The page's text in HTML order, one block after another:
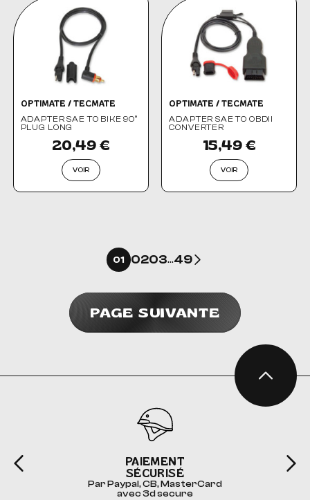
OPTIMATE / TECMATE
ADAPTER SAE TO BIKE 90°
PLUG LONG
20,49 €
VOIR
OPTIMATE / TECMATE
ADAPTER SAE TO OBDII
CONVERTER
15,49 €
VOIR
01 0203…49Suivant
PAGE SUIVANTE
PAIEMENT
SÉCURISÉ
Par Paypal, CB, MasterCard
avec 3d secure